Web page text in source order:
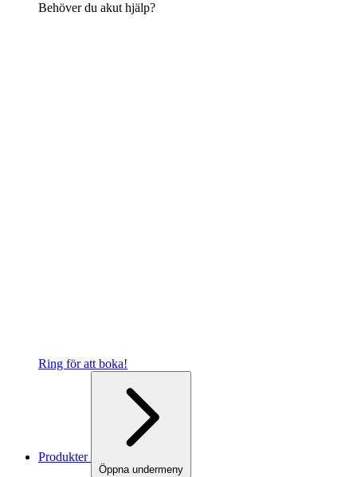
Behöver du akut hjälp?
Ring för att boka!
Produkter
Öppna undermeny